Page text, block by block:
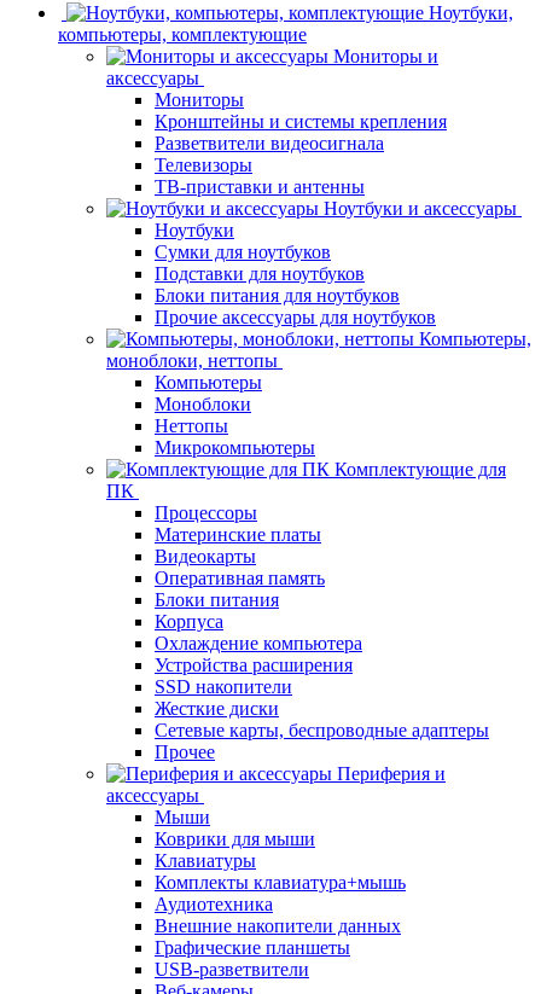
Ноутбуки,
компьютеры, комплектующие
Мониторы и
аксессуары
Мониторы
Кронштейны и системы крепления
Разветвители видеосигнала
Телевизоры
ТВ-приставки и антенны
Ноутбуки и аксессуары
Ноутбуки
Сумки для ноутбуков
Подставки для ноутбуков
Блоки питания для ноутбуков
Прочие аксессуары для ноутбуков
Компьютеры,
моноблоки, неттопы
Компьютеры
Моноблоки
Неттопы
Микрокомпьютеры
Комплектующие для
ПК
Процессоры
Материнские платы
Видеокарты
Оперативная память
Блоки питания
Корпуса
Охлаждение компьютера
Устройства расширения
SSD накопители
Жесткие диски
Сетевые карты, беспроводные адаптеры
Прочее
Периферия и
аксессуары
Мыши
Коврики для мыши
Клавиатуры
Комплекты клавиатура+мышь
Аудиотехника
Внешние накопители данных
Графические планшеты
USB-разветвители